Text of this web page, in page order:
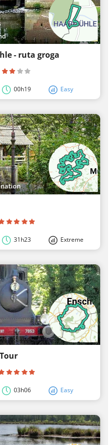
- ruta groga
00h19 Easy
31h23 Extreme
03h06 Easy